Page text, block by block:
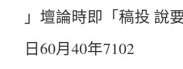
」壇論時即「稿投 說
日60月40年7102